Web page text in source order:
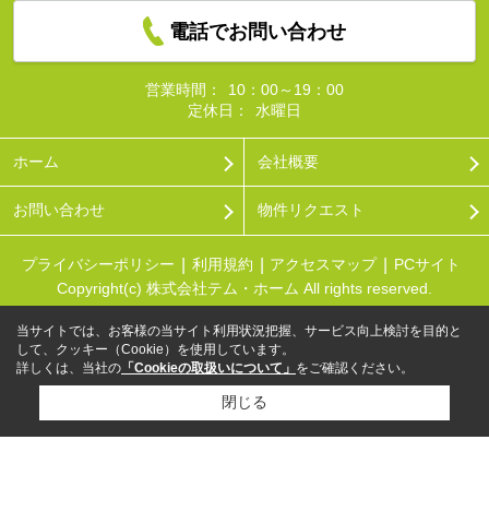
電話でお問い合わせ
営業時間：
10：00～19：00
定休日：
水曜日
ホーム 会社概要
お問い合わせ 物件リクエスト
プライバシーポリシー 利用規約 アクセスマップ
PCサイト
Copyright(c) 株式会社テム・ホーム All rights reserved.
当サイトでは、お客様の当サイト利用状況把握、サービス向上検討を目的と
して、クッキー（Cookie）を使用しています。
詳しくは、当社の 「Cookieの取扱いについて」 をご確認ください。
閉じる